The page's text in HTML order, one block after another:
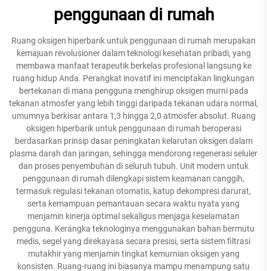
penggunaan di rumah
Ruang oksigen hiperbarik untuk penggunaan di rumah merupakan
kemajuan revolusioner dalam teknologi kesehatan pribadi, yang
membawa manfaat terapeutik berkelas profesional langsung ke
ruang hidup Anda. Perangkat inovatif ini menciptakan lingkungan
bertekanan di mana pengguna menghirup oksigen murni pada
tekanan atmosfer yang lebih tinggi daripada tekanan udara normal,
umumnya berkisar antara 1,3 hingga 2,0 atmosfer absolut. Ruang
oksigen hiperbarik untuk penggunaan di rumah beroperasi
berdasarkan prinsip dasar peningkatan kelarutan oksigen dalam
plasma darah dan jaringan, sehingga mendorong regenerasi seluler
dan proses penyembuhan di seluruh tubuh. Unit modern untuk
penggunaan di rumah dilengkapi sistem keamanan canggih,
termasuk regulasi tekanan otomatis, katup dekompresi darurat,
serta kemampuan pemantauan secara waktu nyata yang
menjamin kinerja optimal sekaligus menjaga keselamatan
pengguna. Kerangka teknologinya menggunakan bahan bermutu
medis, segel yang direkayasa secara presisi, serta sistem filtrasi
mutakhir yang menjamin tingkat kemurnian oksigen yang
konsisten. Ruang-ruang ini biasanya mampu menampung satu